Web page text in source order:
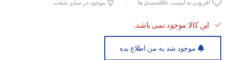
افزودن به لیست علاقه‌مندی ها موجود در سایر شعب
این کالا موجود نمی باشد.
موجود شد به من اطلاع بده